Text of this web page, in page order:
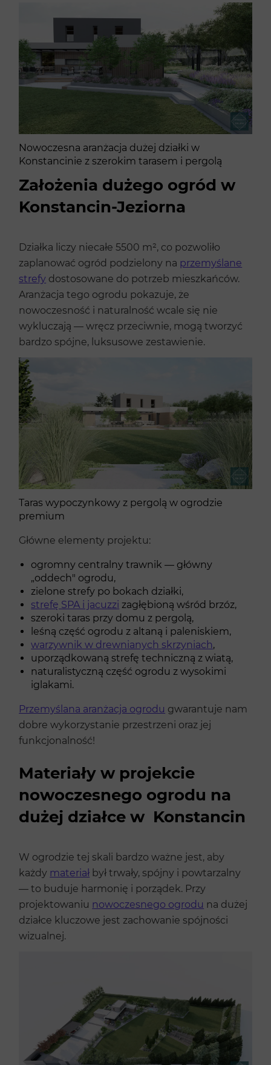
Nowoczesna aranżacja dużej działki w
Konstancinie z szerokim tarasem i pergolą
Założenia dużego ogród w
Konstancin-Jeziorna
Działka liczy niecałe 5500 m², co pozwoliło
zaplanować ogród podzielony na przemyślane
strefy dostosowane do potrzeb mieszkańców.
Aranżacja tego ogrodu pokazuje, że
nowoczesność i naturalność wcale się nie
wykluczają — wręcz przeciwnie, mogą tworzyć
bardzo spójne, luksusowe zestawienie.
Taras wypoczynkowy z pergolą w ogrodzie
premium
Główne elementy projektu:
ogromny centralny trawnik — główny
„oddech" ogrodu,
zielone strefy po bokach działki,
strefę SPA i jacuzzi zagłębioną wśród brzóz,
szeroki taras przy domu z pergolą,
leśną część ogrodu z altaną i paleniskiem,
warzywnik w drewnianych skrzyniach,
uporządkowaną strefę techniczną z wiatą,
naturalistyczną część ogrodu z wysokimi
iglakami.
Przemyślana aranżacja ogrodu gwarantuje nam
dobre wykorzystanie przestrzeni oraz jej
funkcjonalność!
Materiały w projekcie
nowoczesnego ogrodu na
dużej działce w Konstancin
W ogrodzie tej skali bardzo ważne jest, aby
każdy materiał był trwały, spójny i powtarzalny
— to buduje harmonię i porządek. Przy
projektowaniu nowoczesnego ogrodu na dużej
działce kluczowe jest zachowanie spójności
wizualnej.